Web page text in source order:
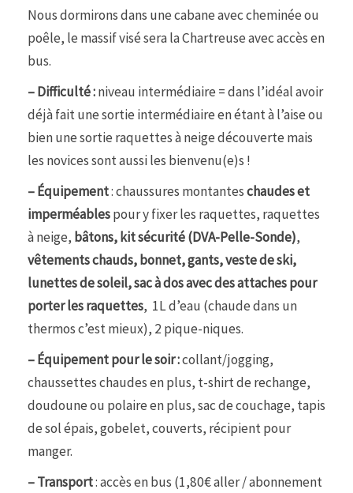
Nous dormirons dans une cabane avec cheminée ou
poêle, le massif visé sera la Chartreuse avec accès en
bus.
– Difficulté :niveau intermédiaire = dans l’idéal avoir
déjà fait une sortie intermédiaire en étant à l’aise ou
bien une sortie raquettes à neige découverte mais
les novices sont aussi les bienvenu(e)s !
– Équipement: chaussures montanteschaudes et
imperméablespour y fixer les raquettes, raquettes
à neige, bâtons, kit sécurité (DVA-Pelle-Sonde),
vêtements chauds, bonnet, gants, veste de ski,
lunettes de soleil, sac à dos avec des attaches pour
porter les raquettes, 1L d’eau (chaude dans un
thermos c’est mieux), 2 pique-niques.
– Équipement pour le soir :collant/jogging,
chaussettes chaudes en plus, t-shirt de rechange,
doudoune ou polaire en plus, sac de couchage, tapis
de sol épais, gobelet, couverts, récipient pour
manger.
– Transport: accès en bus (1,80€ aller / abonnement